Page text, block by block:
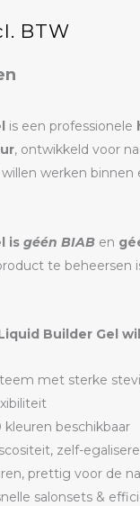
BTW
is een professionele
, ontwikkeld voor
willen werken binnen
is géén BIAB en
te beheersen
Builder Gel
met sterke
kleuren beschikbaar
zelf-
prettig voor de
salonsets &